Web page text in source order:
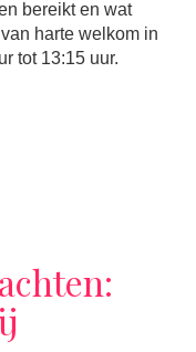
bereikt en wat
harte welkom in
tot 13:15 uur.